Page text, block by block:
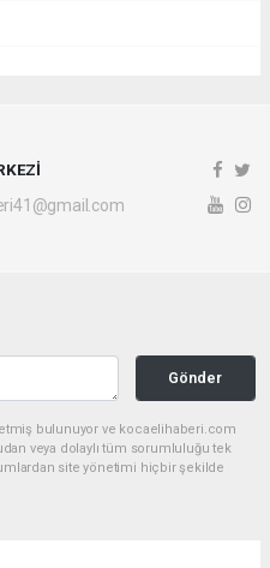
Gönder
etmiş bulunuyor ve kocaelihaberi.com
veya dolaylı tüm sorumluluğu tek
site yönetimi hiçbir şekilde